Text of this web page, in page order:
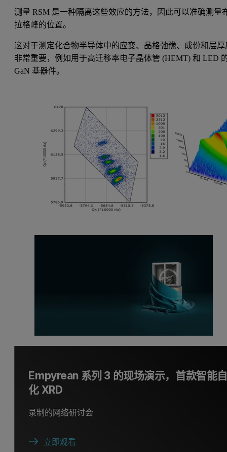
测量 RSM 是一种隔离这些效应的方法，因此可以准确测量
拉格峰的位置。
这对于测定化合物半导体中的应变、晶格弛豫、成份和层厚
非常重要，例如用于高迁移率电子晶体管 (HEMT) 和 LED
GaN 基器件。
Empyrean 系列 3 的现场演示，首款智能
化 XRD
录制的网络研讨会
立即观看